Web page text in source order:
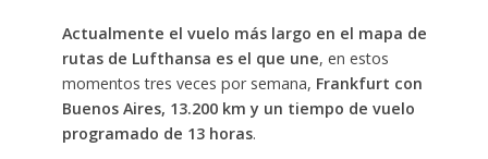
Actualmente el vuelo más largo en el mapa de
rutas de Lufthansa es el que une, en estos
momentos tres veces por semana, Frankfurt con
Buenos Aires, 13.200 km y un tiempo de vuelo
programado de 13 horas.